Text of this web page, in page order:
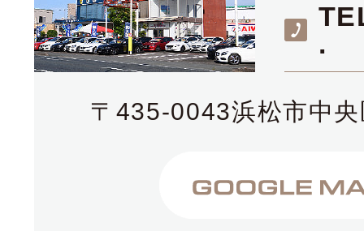
〒435-0043浜松市中
.